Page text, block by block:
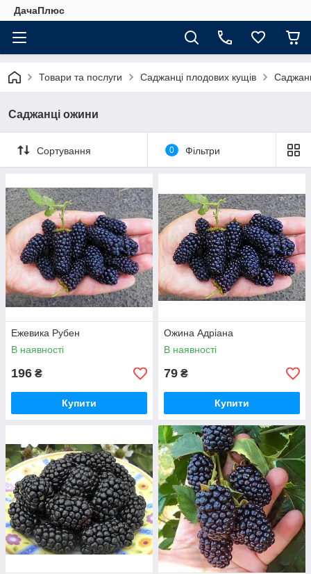
ДачаПлюс
Товари та послуги Саджанці плодових кущів
Саджанці ожини
Сортування 0 Фільтри
Ежевика Рубен
В наявності
196 ₴
Купити
Ожина Адріана
В наявності
79 ₴
Купити